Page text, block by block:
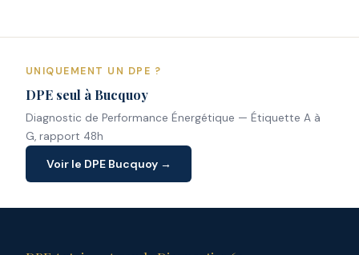
UNIQUEMENT UN DPE ?
DPE seul à Bucquoy
Diagnostic de Performance Énergétique — Étiquette A à
G, rapport 48h
Voir le DPE Bucquoy →